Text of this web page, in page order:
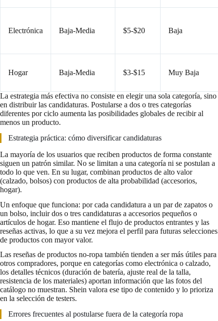
Electrónica Baja-Media $5-$20 Baja
Hogar Baja-Media $3-$15 Muy Baja
La estrategia más efectiva no consiste en elegir una sola categoría, sino
en distribuir las candidaturas. Postularse a dos o tres categorías
diferentes por ciclo aumenta las posibilidades globales de recibir al
menos un producto.
Estrategia práctica: cómo diversificar candidaturas
La mayoría de los usuarios que reciben productos de forma constante
siguen un patrón similar. No se limitan a una categoría ni se postulan a
todo lo que ven. En su lugar, combinan productos de alto valor
(calzado, bolsos) con productos de alta probabilidad (accesorios,
hogar).
Un enfoque que funciona: por cada candidatura a un par de zapatos o
un bolso, incluir dos o tres candidaturas a accesorios pequeños o
artículos de hogar. Eso mantiene el flujo de productos entrantes y las
reseñas activas, lo que a su vez mejora el perfil para futuras selecciones
de productos con mayor valor.
Las reseñas de productos no-ropa también tienden a ser más útiles para
otros compradores, porque en categorías como electrónica o calzado,
los detalles técnicos (duración de batería, ajuste real de la talla,
resistencia de los materiales) aportan información que las fotos del
catálogo no muestran. Shein valora ese tipo de contenido y lo prioriza
en la selección de testers.
Errores frecuentes al postularse fuera de la categoría ropa